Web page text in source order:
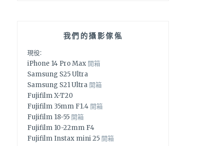
我們的攝影傢俬
現役:
iPhone 14 Pro Max 開箱
Samsung S25 Ultra
Samsung S21 Ultra 開箱
Fujifilm X-T20
Fujifilm 35mm F1.4 開箱
Fujifilm 18-55 開箱
Fujifilm 10-22mm F4
Fujifilm Instax mini 25 開箱